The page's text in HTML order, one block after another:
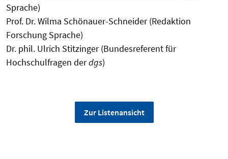
Sprache)
Prof. Dr. Wilma Schönauer-Schneider (Redaktion
Forschung Sprache)
Dr. phil. Ulrich Stitzinger (Bundesreferent für
Hochschulfragen derdgs)
Zur Listenansicht